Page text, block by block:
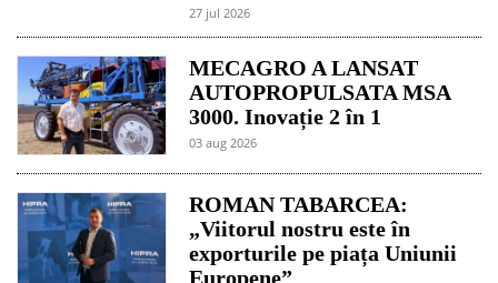
27 jul 2026
MECAGRO A LANSAT
AUTOPROPULSATA MSA
3000. Inovație 2 în 1
03 aug 2026
ROMAN TABARCEA:
„Viitorul nostru este în
exporturile pe piața Uniunii
Europene”